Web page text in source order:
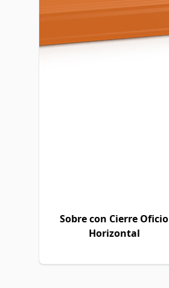
Sobre con Cierre Oficio
Horizontal